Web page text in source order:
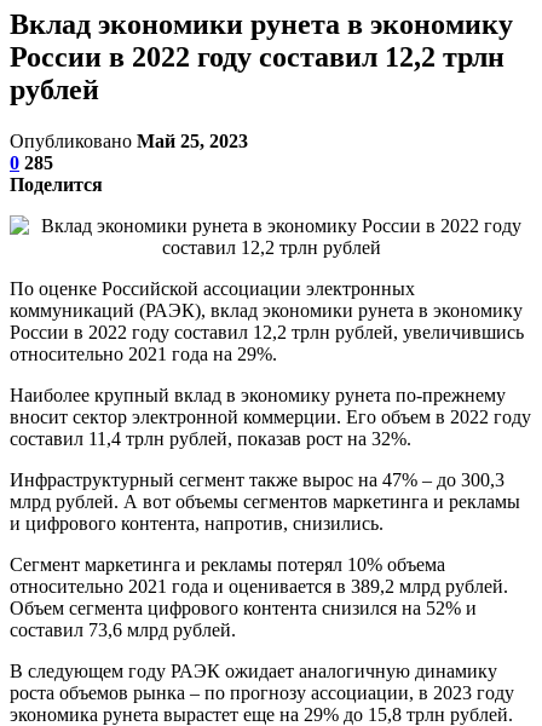
Вклад экономики рунета в экономику
России в 2022 году составил 12,2 трлн
рублей
Опубликовано Май 25, 2023
0 285
Поделится
По оценке Российской ассоциации электронных
коммуникаций (РАЭК), вклад экономики рунета в экономику
России в 2022 году составил 12,2 трлн рублей, увеличившись
относительно 2021 года на 29%.
Наиболее крупный вклад в экономику рунета по-прежнему
вносит сектор электронной коммерции. Его объем в 2022 году
составил 11,4 трлн рублей, показав рост на 32%.
Инфраструктурный сегмент также вырос на 47% – до 300,3
млрд рублей. А вот объемы сегментов маркетинга и рекламы
и цифрового контента, напротив, снизились.
Сегмент маркетинга и рекламы потерял 10% объема
относительно 2021 года и оценивается в 389,2 млрд рублей.
Объем сегмента цифрового контента снизился на 52% и
составил 73,6 млрд рублей.
В следующем году РАЭК ожидает аналогичную динамику
роста объемов рынка – по прогнозу ассоциации, в 2023 году
экономика рунета вырастет еще на 29% до 15,8 трлн рублей.